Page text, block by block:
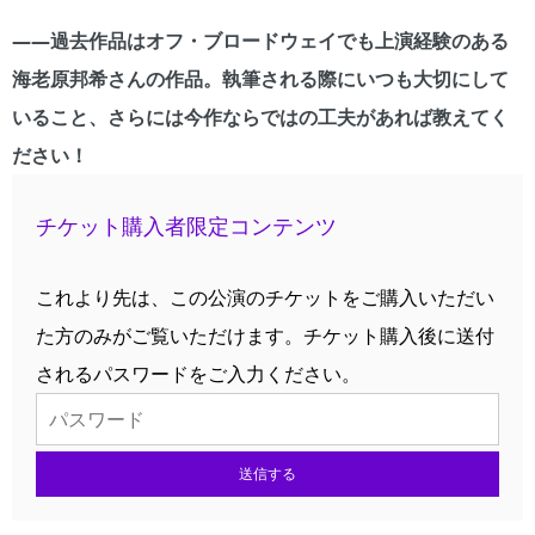
――過去作品はオフ・ブロードウェイでも上演経験のある
海老原邦希さんの作品。執筆される際にいつも大切にして
いること、さらには今作ならではの工夫があれば教えてく
ださい！
チケット購入者限定コンテンツ
これより先は、この公演のチケットをご購入いただい
た方のみがご覧いただけます。チケット購入後に送付
されるパスワードをご入力ください。
送信する